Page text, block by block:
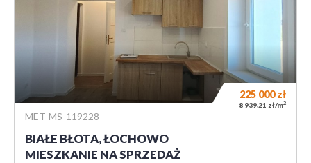
MET-MS-119228
BIAŁE BŁOTA, ŁOCHOWO
MIESZKANIE NA SPRZEDAŻ
225 000zł
8 939,21 zł/m2